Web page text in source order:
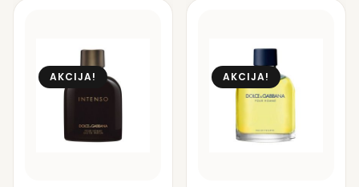
AKCIJA! AKCIJA!